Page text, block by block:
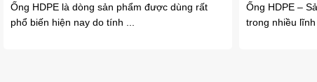
Ống HDPE là dòng sản phẩm được dùng rất
phổ biến hiện nay do tính ...
Ống HDPE –
trong nhiều